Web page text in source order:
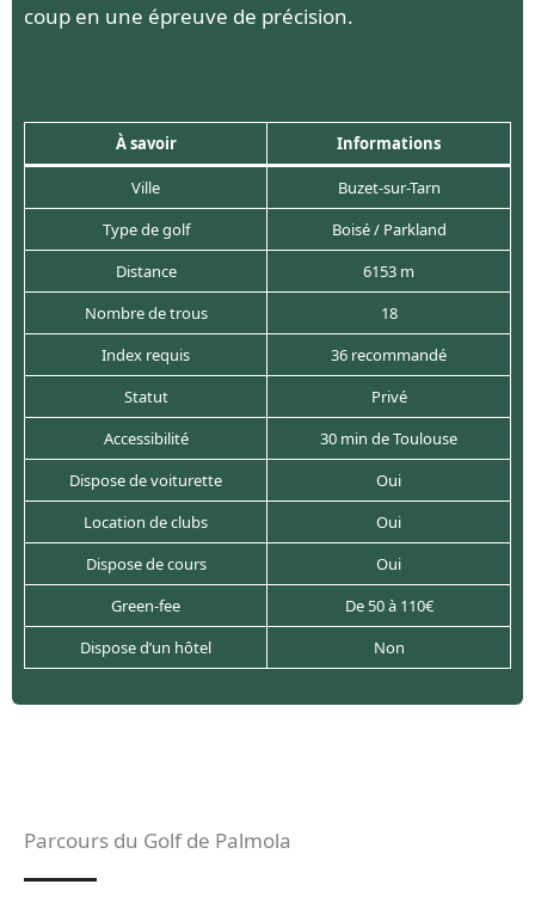
coup en une épreuve de précision.
À savoir Informations
Ville
Buzet-sur-Tarn
Type de golf
Boisé / Parkland
Distance
6153 m
Nombre de trous
18
Index requis
36 recommandé
Statut
Privé
Accessibilité
30 min de Toulouse
Dispose de voiturette
Oui
Location de clubs
Oui
Dispose de cours
Oui
Green-fee
De 50 à 110€
Dispose d’un hôtel
Non
Parcours du Golf de Palmola